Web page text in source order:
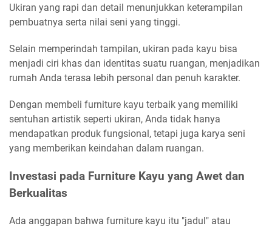
Ukiran yang rapi dan detail menunjukkan keterampilan
pembuatnya serta nilai seni yang tinggi.
Selain memperindah tampilan, ukiran pada kayu bisa
menjadi ciri khas dan identitas suatu ruangan, menjadikan
rumah Anda terasa lebih personal dan penuh karakter.
Dengan membeli furniture kayu terbaik yang memiliki
sentuhan artistik seperti ukiran, Anda tidak hanya
mendapatkan produk fungsional, tetapi juga karya seni
yang memberikan keindahan dalam ruangan.
Investasi pada Furniture Kayu yang Awet dan
Berkualitas
Ada anggapan bahwa furniture kayu itu "jadul" atau